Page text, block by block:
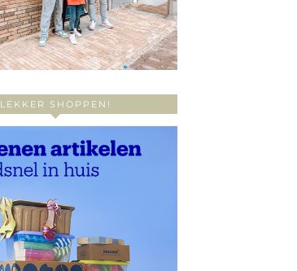
LEKKER SHOPPEN!